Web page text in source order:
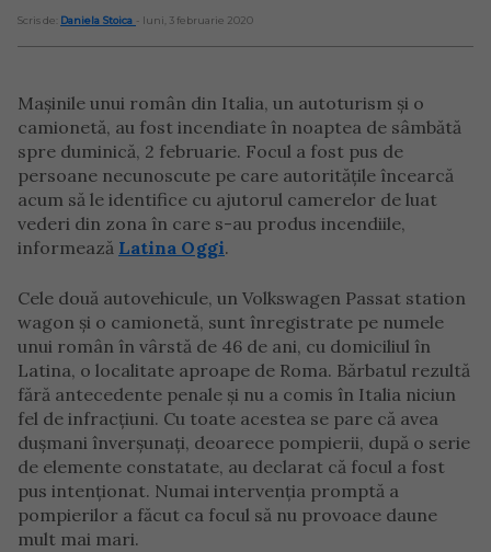
Scris de: Daniela Stoica - luni, 3 februarie 2020
Mașinile unui român din Italia, un autoturism și o
camionetă, au fost incendiate în noaptea de sâmbătă
spre duminică, 2 februarie. Focul a fost pus de
persoane necunoscute pe care autoritățile încearcă
acum să le identifice cu ajutorul camerelor de luat
vederi din zona în care s-au produs incendiile,
informează Latina Oggi.
Cele două autovehicule, un Volkswagen Passat station
wagon și o camionetă, sunt înregistrate pe numele
unui român în vârstă de 46 de ani, cu domiciliul în
Latina, o localitate aproape de Roma. Bărbatul rezultă
fără antecedente penale și nu a comis în Italia niciun
fel de infracțiuni. Cu toate acestea se pare că avea
dușmani înverșunați, deoarece pompierii, după o serie
de elemente constatate, au declarat că focul a fost
pus intenționat. Numai intervenția promptă a
pompierilor a făcut ca focul să nu provoace daune
mult mai mari.